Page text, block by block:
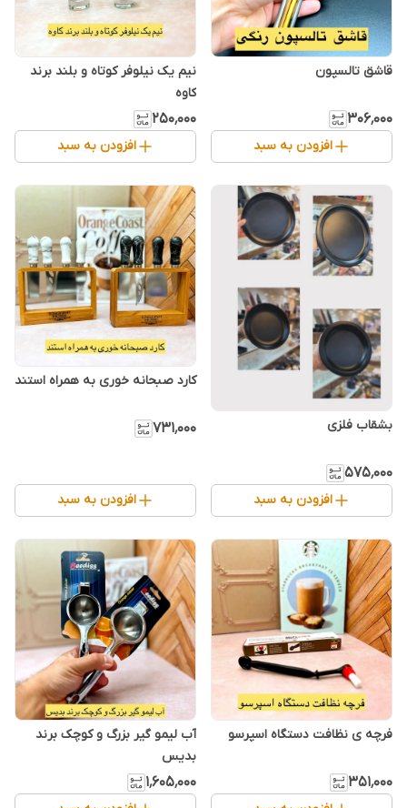
قاشق تالسپون
۳۰۶٬۰۰۰
افزودن به سبد
نیم یک نیلوفر کوتاه و بلند برند
کاوه
۲۵۰٬۰۰۰
افزودن به سبد
۵۷۵٬۰۰۰
افزودن به سبد
کارد صبحانه خوری به همراه استند
۷۳۱٬۰۰۰
افزودن به سبد
فرچه ی نظافت دستگاه اسپرسو
۳۵۱٬۰۰۰
آب لیمو گیر بزرگ و کوچک برند
بدیس
۱٬۶۰۵٬۰۰۰